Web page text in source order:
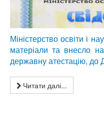
Міністерство освіти і
матеріали та внесло
державну атестацію, до
Читати далі...